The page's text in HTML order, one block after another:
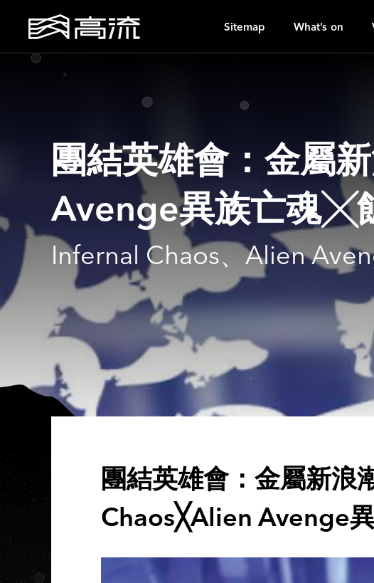
Sitemap What’s on
團結英雄會：金屬
Avenge異族亡魂╳
Infernal Chaos、Alien
團結英雄會：金屬新浪
Chaos╳Alien Avenge